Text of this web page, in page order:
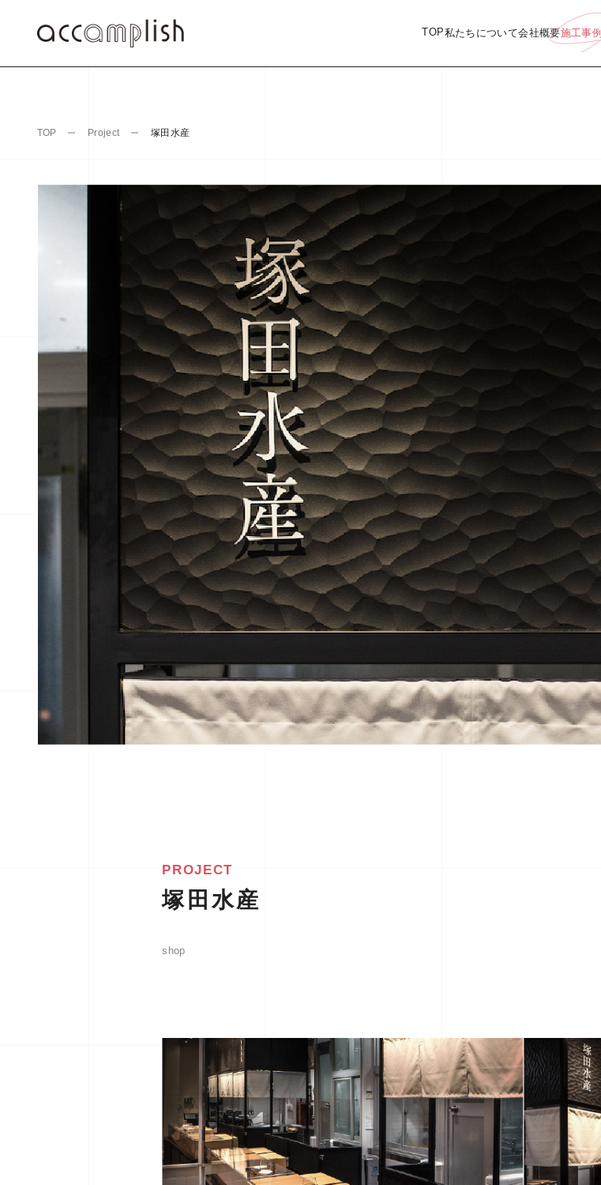
TOP私たちについて会社概要施工事例
TOP Project 塚田水産
PROJECT
塚田水産
shop